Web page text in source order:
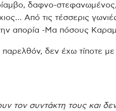
δαφνο-
Από τις τέσσερις
απορία -Μα πόσους
παρελθόν, δεν έχω τίποτε με
τον συντάκτη τους και